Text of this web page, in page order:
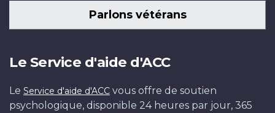
Parlons vétérans
Le Service d'aide d'ACC
Le Service d'aide d'ACC vous offre de soutien
psychologique, disponible 24 heures par jour, 365